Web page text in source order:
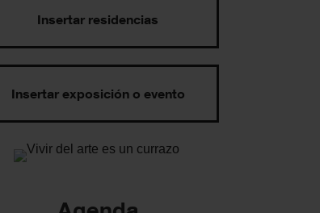
Insertar residencias
Insertar exposición o evento